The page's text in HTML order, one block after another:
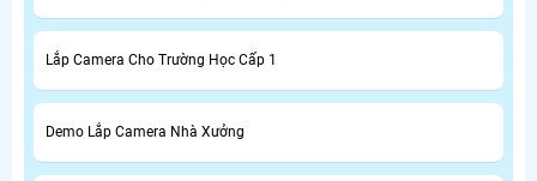
Lắp Camera Cho Trường Học Cấp 1
Demo Lắp Camera Nhà Xưởng